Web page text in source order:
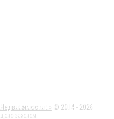
::» © 2014 - 2026
законом.